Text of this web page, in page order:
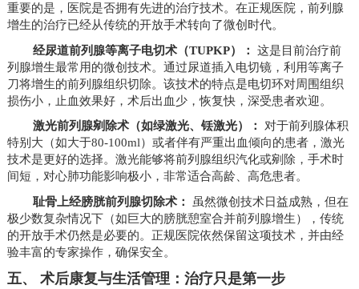
重要的是，医院是否拥有先进的治疗技术。在正规医院，前列腺
增生的治疗已经从传统的开放手术转向了微创时代。
经尿道前列腺等离子电切术（TUPKP）： 这是目前治疗前
列腺增生最常用的微创技术。通过尿道插入电切镜，利用等离子
刀将增生的前列腺组织切除。该技术的特点是电切环对周围组织
损伤小，止血效果好，术后出血少，恢复快，深受患者欢迎。
激光前列腺剜除术（如绿激光、铥激光）： 对于前列腺体积
特别大（如大于80-100ml）或者伴有严重出血倾向的患者，激光
技术是更好的选择。激光能够将前列腺组织汽化或剜除，手术时
间短，对心肺功能影响极小，非常适合高龄、高危患者。
耻骨上经膀胱前列腺切除术：
虽然微创技术日益成熟，但在
极少数复杂情况下（如巨大的膀胱憩室合并前列腺增生），传统
的开放手术仍然是必要的。正规医院依然保留这项技术，并由经
验丰富的专家操作，确保安全。
五、 术后康复与生活管理：治疗只是第一步